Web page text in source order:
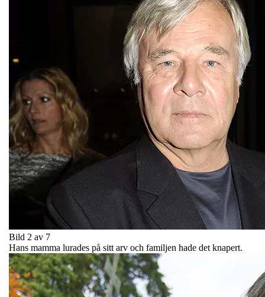
Bild 2 av 7
Hans mamma lurades på sitt arv och familjen hade det knapert.